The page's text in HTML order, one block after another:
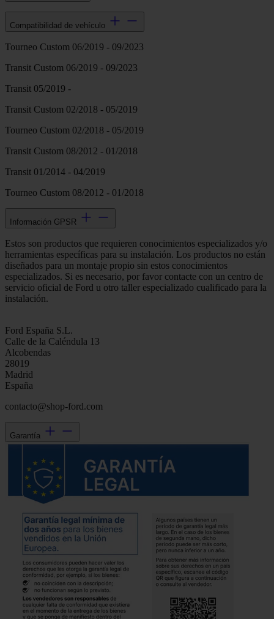
Compatibilidad de vehículo
Tourneo Custom 06/2019 - 09/2023
Transit Custom 06/2019 - 09/2023
Transit 05/2019 -
Transit Custom 02/2018 - 05/2019
Tourneo Custom 02/2018 - 05/2019
Transit Custom 08/2012 - 01/2018
Transit 01/2014 - 04/2019
Tourneo Custom 08/2012 - 01/2018
Información GPSR
Estos son productos que requieren conocimientos especializados y/o
herramientas específicas para su instalación. Los productos no están
diseñados para un montaje propio sin estos conocimientos
especializados. Si es necesario, por favor contacte con un centro de
servicio oficial de Ford u otro taller especializado cualificado para la
instalación.
Ford España S.L.
Calle de la Caléndula 13
Alcobendas
28019
Madrid
España
contacto@shop-ford.com
Garantía